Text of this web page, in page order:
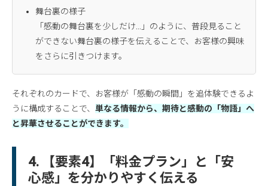
舞台裏の様子
「感動の舞台裏を少しだけ…」のように、普段見ること
ができない舞台裏の様子を伝えることで、お客様の興味
をさらに引きつけます。
それぞれのカードで、お客様が「感動の瞬間」を追体験できるよ
うに構成することで、 単なる情報から、期待と感動の「物語」へ
と昇華させることができます。
4. 【要素4】「料金プラン」と「安
心感」を分かりやすく伝える